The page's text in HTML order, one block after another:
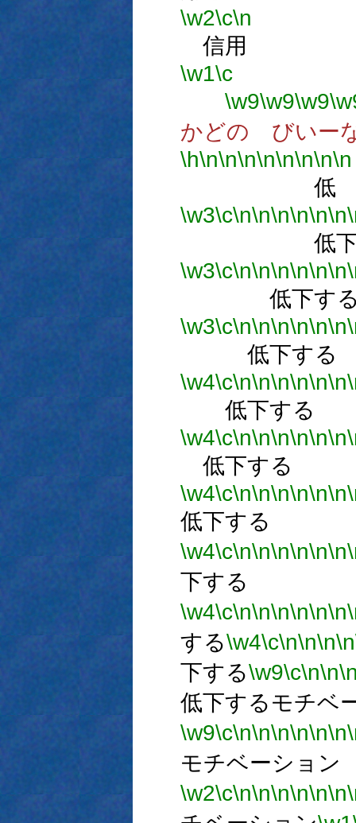
\w2\c\n
信用
\w1\c
\w9\w9\w9
かどの びいー
\h\n\n\n\n\n\n\n\n
低
\w3\c\n\n\n\n\n\n
低下
\w3\c\n\n\n\n\n\n
低下す
\w3\c\n\n\n\n\n\n
低下する
\w4\c\n\n\n\n\n\n
低下する
\w4\c\n\n\n\n\n\n
低下する
\w4\c\n\n\n\n\n\n
低下する
\w4\c\n\n\n\n\n\n
下する
\w4\c\n\n\n\n\n\n
する\w4\c\n\n\n\n
下する\w9\c\n\n
低下するモチベ
\w9\c\n\n\n\n\n\n
モチベーション
\w2\c\n\n\n\n\n\n